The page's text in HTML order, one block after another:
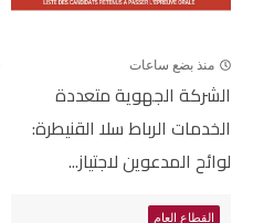
منذ بضع ساعات
الشركة الجهوية متعددة
الخدمات الرباط سلا القنيطرة:
لوائح المدعوين لاجتياز...
القطاع العام